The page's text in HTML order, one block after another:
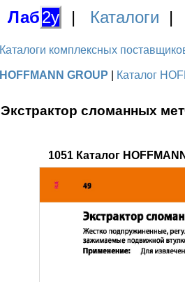
Лаб2у | Каталоги |
Каталоги комплексных
HOFFMANN GROUP Каталог
Экстрактор сломанных
1051 Каталог